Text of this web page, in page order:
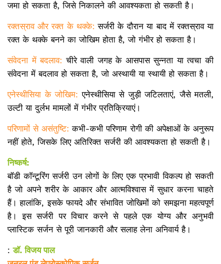
जमा हो सकता है, जिसे निकालने की आवश्यकता हो सकती है।
रक्तस्राव और रक्त के थक्के: सर्जरी के दौरान या बाद में रक्तस्राव या
रक्त के थक्के बनने का जोखिम होता है, जो गंभीर हो सकता है।
संवेदना में बदलाव: चीरे वाली जगह के आसपास सुन्नता या त्वचा की
संवेदना में बदलाव हो सकता है, जो अस्थायी या स्थायी हो सकता है।
एनेस्थीसिया के जोखिम: एनेस्थीसिया से जुड़ी जटिलताएं, जैसे मतली,
उल्टी या दुर्लभ मामलों में गंभीर प्रतिक्रियाएं।
परिणामों से असंतुष्टि: कभी-कभी परिणाम रोगी की अपेक्षाओं के अनुरूप
नहीं होते, जिसके लिए अतिरिक्त सर्जरी की आवश्यकता हो सकती है।
निष्कर्ष:
बॉडी कॉन्टूरिंग सर्जरी उन लोगों के लिए एक प्रभावी विकल्प हो सकती
है जो अपने शरीर के आकार और आत्मविश्वास में सुधार करना चाहते
हैं। हालांकि, इसके फायदे और संभावित जोखिमों को समझना महत्वपूर्ण
है। इस सर्जरी पर विचार करने से पहले एक योग्य और अनुभवी
प्लास्टिक सर्जन से पूरी जानकारी और सलाह लेना अनिवार्य है।
:डॉ. विजय पाल